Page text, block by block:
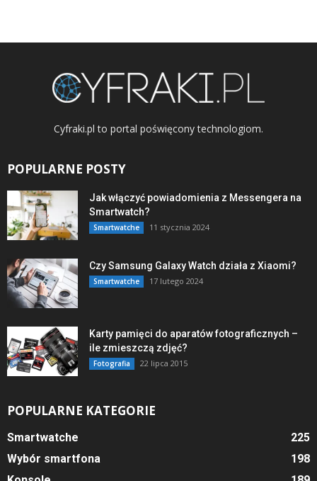
Cyfraki.pl to portal poświęcony technologiom.
POPULARNE POSTY
Jak włączyć powiadomienia z Messengera na
Smartwatch?
Smartwatche 11 stycznia 2024
Czy Samsung Galaxy Watch działa z Xiaomi?
Smartwatche 17 lutego 2024
Karty pamięci do aparatów fotograficznych –
ile zmieszczą zdjęć?
Fotografia 22 lipca 2015
POPULARNE KATEGORIE
Smartwatche
225
Wybór smartfona
198